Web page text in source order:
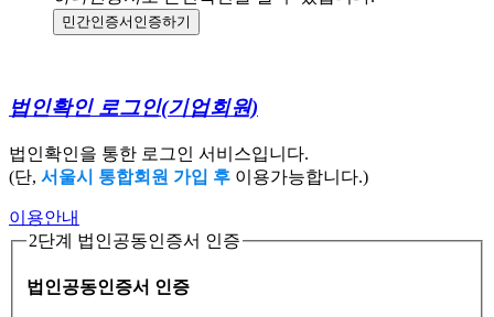
민간인증서 인증하기
법인확인 로그인(기업회원)
법인확인을 통한 로그인 서비스입니다.
(단, 서울시 통합회원 가입 후 이용가능합니다.)
이용안내
2단계 법인공동인증서 인증
법인공동인증서 인증